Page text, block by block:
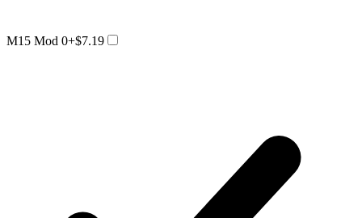
M15 Mod 0+$7.19